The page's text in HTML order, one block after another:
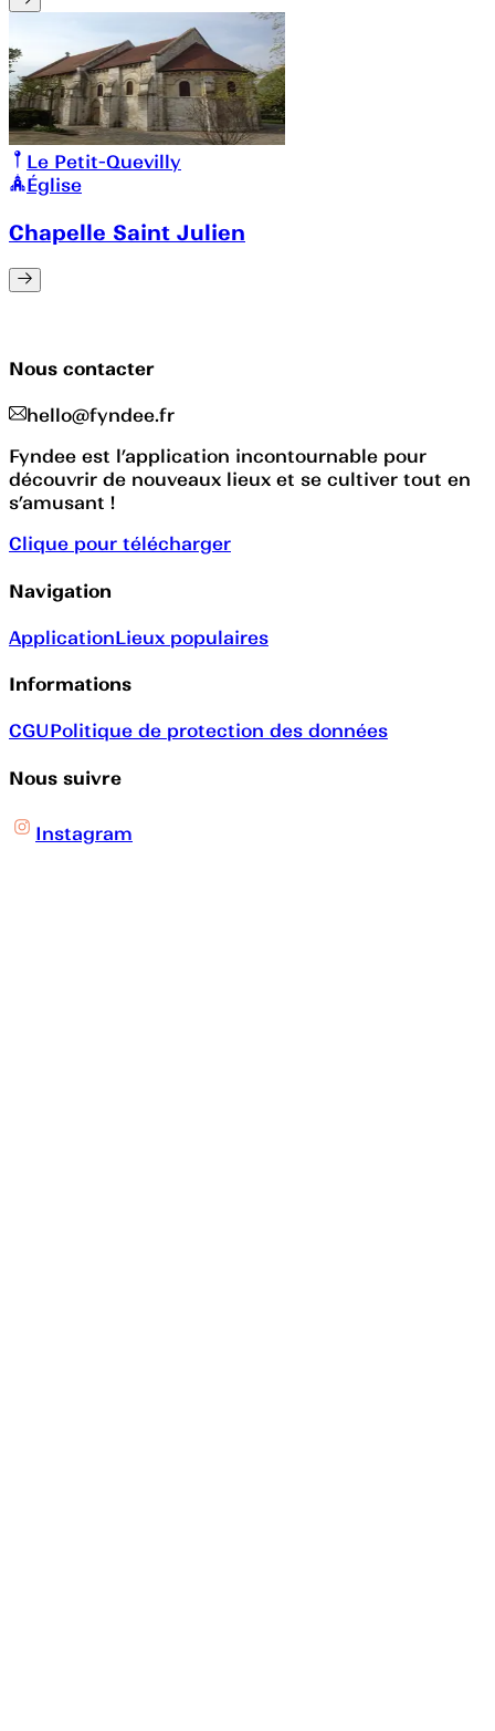
Le Petit-Quevilly
Église
Chapelle Saint Julien
Nous contacter
hello@fyndee.fr
Fyndee est l’application incontournable pour
découvrir de nouveaux lieux et se cultiver tout en
s’amusant !
Clique pour télécharger
Navigation
ApplicationLieux populaires
Informations
CGUPolitique de protection des données
Nous suivre
Instagram